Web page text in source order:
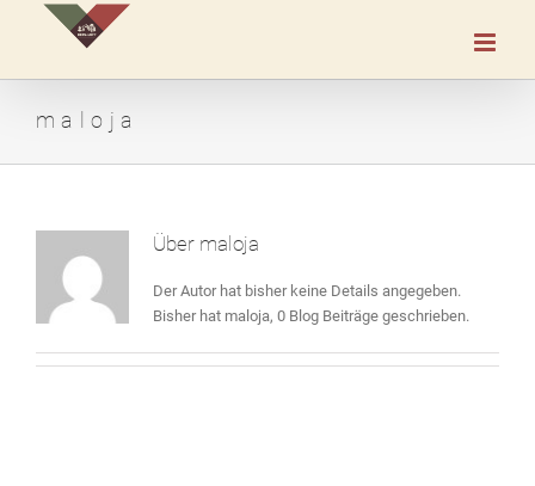
maloja
Über maloja
Der Autor hat bisher keine Details angegeben.
Bisher hat maloja, 0 Blog Beiträge geschrieben.